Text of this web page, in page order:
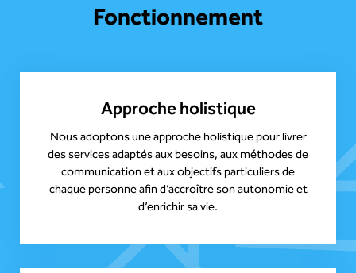
Fonctionnement
Approche holistique
Nous adoptons une approche holistique pour livrer
des services adaptés aux besoins, aux méthodes de
communication et aux objectifs particuliers de
chaque personne afin d’accroître son autonomie et
d’enrichir sa vie.